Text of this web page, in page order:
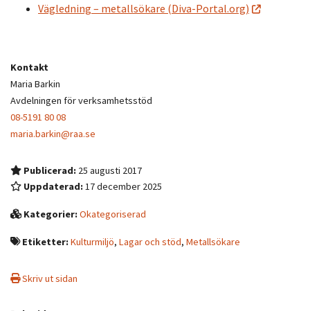
Vägledning – metallsökare (Diva-Portal.org)
Kontakt
Maria Barkin
Avdelningen för verksamhetsstöd
08-5191 80 08
maria.barkin@raa.se
Publicerad: 25 augusti 2017
Uppdaterad:17 december 2025
Kategorier:Okategoriserad
Etiketter:Kulturmiljö, Lagar och stöd, Metallsökare
Skriv ut sidan